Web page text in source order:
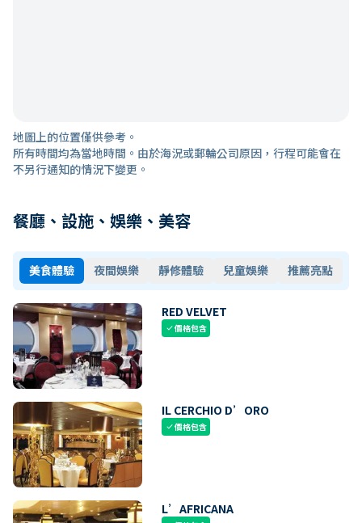
地圖上的位置僅供參考。
所有時間均為當地時間。由於海況或郵輪公司原因，行程可能會在
不另行通知的情況下變更。
餐廳、設施、娛樂、美容
美食體驗 夜間娛樂 靜修體驗 兒童娛樂 推薦亮點
RED VELVET
check價格包含
IL CERCHIO D’ORO
check價格包含
L’AFRICANA